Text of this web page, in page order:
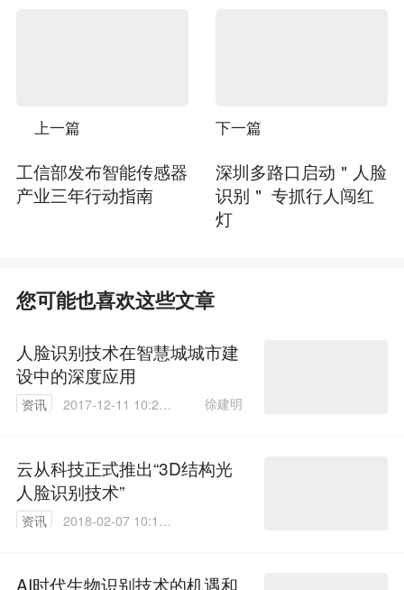
上一篇
工信部发布智能传感器
产业三年行动指南
下一篇
深圳多路口启动＂人脸
识别＂ 专抓行人闯红
灯
您可能也喜欢这些文章
人脸识别技术在智慧城城市建
设中的深度应用
资讯
2017-12-11 10:26:
徐建明
云从科技正式推出“3D结构光
人脸识别技术”
资讯
2018-02-07 10:12:
AI时代生物识别技术的机遇和